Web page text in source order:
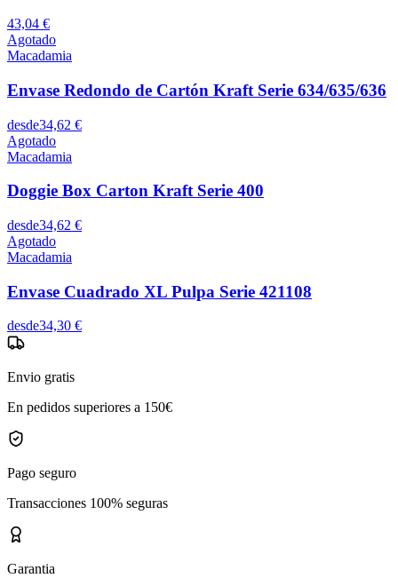
43,04 €
Agotado
Macadamia
Envase Redondo de Cartón Kraft Serie 634/635/636
desde34,62 €
Agotado
Macadamia
Doggie Box Carton Kraft Serie 400
desde34,62 €
Agotado
Macadamia
Envase Cuadrado XL Pulpa Serie 421108
desde34,30 €
Envio gratis
En pedidos superiores a 150€
Pago seguro
Transacciones 100% seguras
Garantia